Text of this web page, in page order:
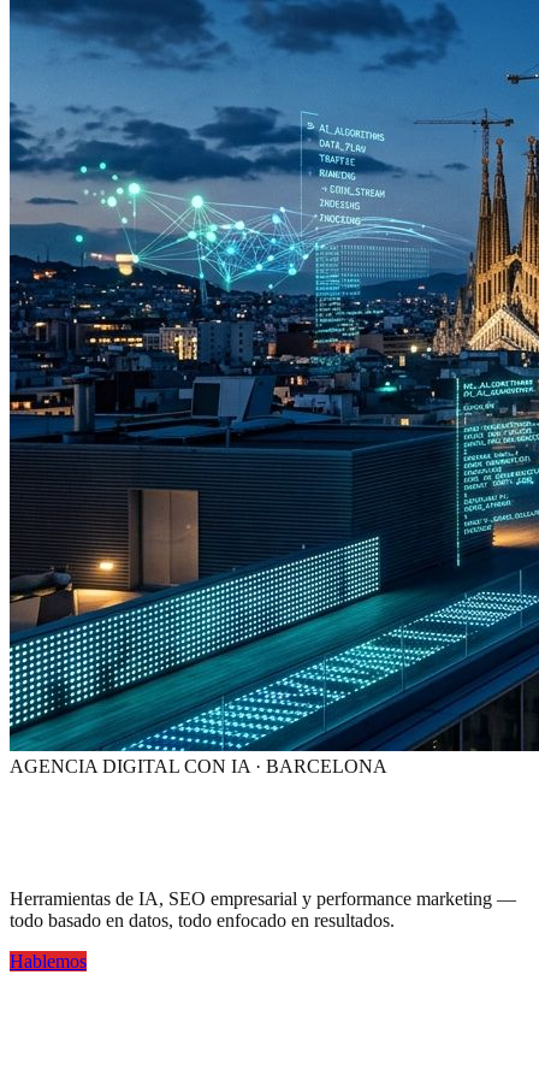
AGENCIA DIGITAL CON IA · BARCELONA
Herramientas de IA, SEO empresarial y performance marketing —
todo basado en datos, todo enfocado en resultados.
Hablemos